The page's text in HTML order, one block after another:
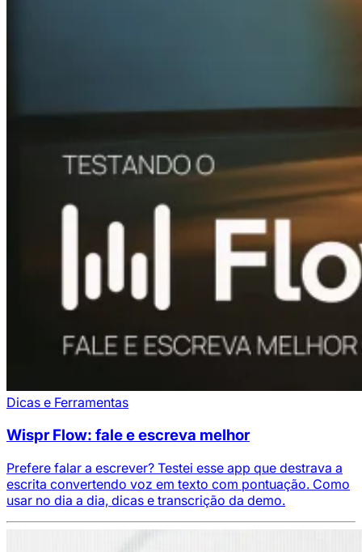
Dicas e Ferramentas
Wispr Flow: fale e escreva melhor
Prefere falar a escrever? Testei esse app que destrava a
escrita convertendo voz em texto com pontuação. Como
usar no dia a dia, dicas e transcrição da demo.